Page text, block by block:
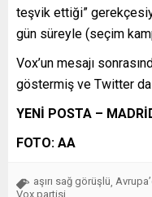
teşvik ettiği”
gün süreyle (seçim
Vox’un mesajı
göstermiş ve Twitter
YENİ POSTA –
FOTO: AA
aşırı sağ görüşlü
Vox partisi